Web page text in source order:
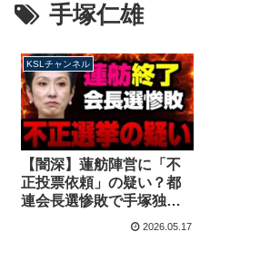
手塚仁雄
KSLチャンネル
【闇深】蓮舫陣営に「不
正投票依頼」の疑い？都
連会長選惨敗で手塚独裁
体制が崩壊へ【KSLチャ
2026.05.17